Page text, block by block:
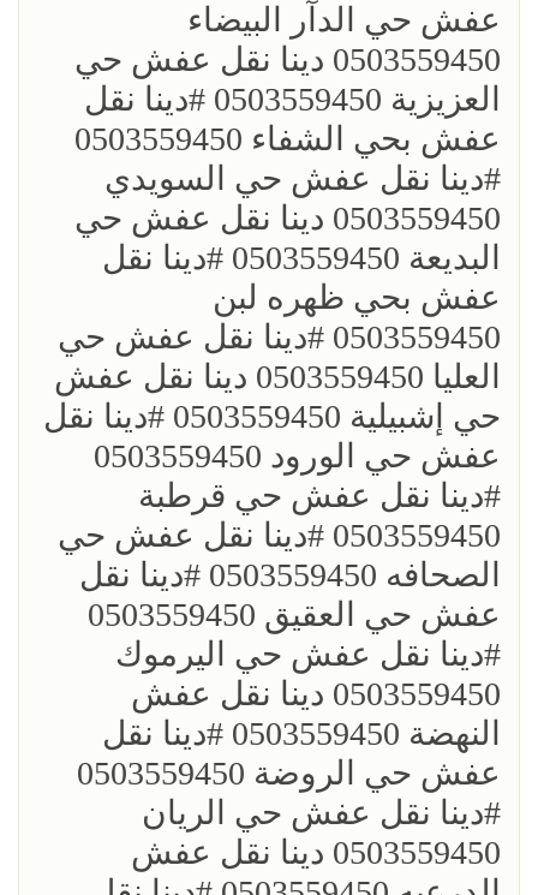
عفش حي الدآر البيضاء
0503559450 دينا نقل عفش حي
العزيزية 0503559450 ؜#دينا نقل
عفش بحي الشفاء 0503559450
؜#دينا نقل عفش حي السويدي
0503559450 دينا نقل عفش حي
البديعة 0503559450 ؜#دينا نقل
عفش بحي ظهره لبن
0503559450 ؜#دينا نقل عفش حي
العليا 0503559450 دينا نقل عفش
حي إشبيلية 0503559450 ؜#دينا نقل
عفش حي الورود 0503559450
؜#دينا نقل عفش حي قرطبة
0503559450 ؜#دينا نقل عفش حي
الصحافه 0503559450 ؜#دينا نقل
عفش حي العقيق 0503559450
؜#دينا نقل عفش حي اليرموك
0503559450 دينا نقل عفش
النهضة 0503559450 ؜#دينا نقل
عفش حي الروضة 0503559450
؜#دينا نقل عفش حي الريان
0503559450 دينا نقل عفش